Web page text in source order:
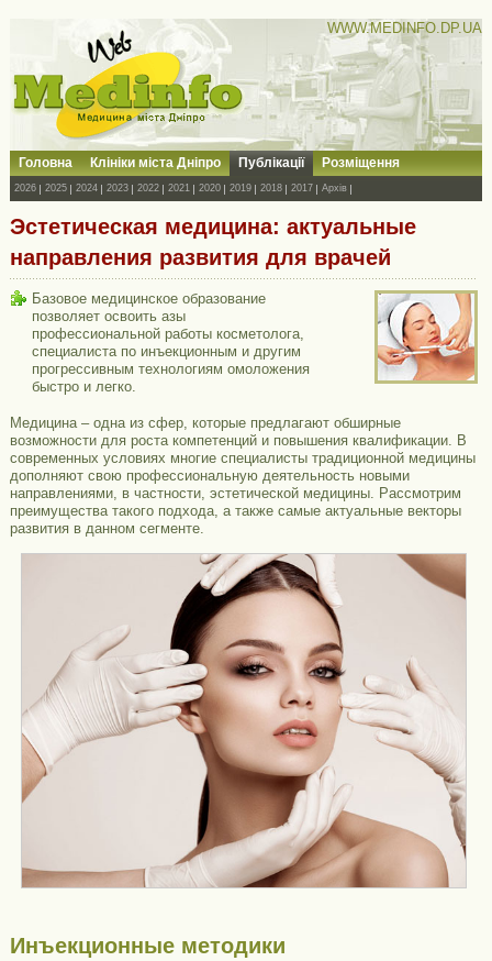
WWW.MEDINFO.DP.UA
Головна Клініки міста Дніпро Публікації Розміщення
2026 2025 2024 2023 2022 2021 2020 2019 2018 2017 Архів
Эстетическая медицина: актуальные
направления развития для врачей
Базовое медицинское образование
позволяет освоить азы
профессиональной работы косметолога,
специалиста по инъекционным и другим
прогрессивным технологиям омоложения
быстро и легко.
Медицина – одна из сфер, которые предлагают обширные
возможности для роста компетенций и повышения квалификации. В
современных условиях многие специалисты традиционной медицины
дополняют свою профессиональную деятельность новыми
направлениями, в частности, эстетической медицины. Рассмотрим
преимущества такого подхода, а также самые актуальные векторы
развития в данном сегменте.
Инъекционные методики